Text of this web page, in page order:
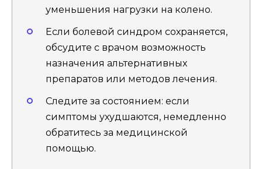
уменьшения нагрузки на колено.
Если болевой синдром сохраняется,
обсудите с врачом возможность
назначения альтернативных
препаратов или методов лечения.
Следите за состоянием: если
симптомы ухудшаются, немедленно
обратитесь за медицинской
помощью.